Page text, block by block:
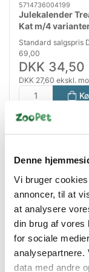
Denne
Vi bruger
annoncer, til at
at analysere
din brug af vores
for sociale
analysepartnere.
data med andre
5714736004199
Julekalender
Kat m/4
Standard salgspris
69,00
DKK 34,50
DKK 27,60 ekskl.
På lager